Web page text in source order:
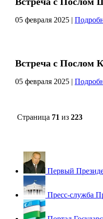
05 февраля 2025 |
Встреча с Послом
05 февраля 2025 |
Страница 71 из 223
Первый
Пресс-служба